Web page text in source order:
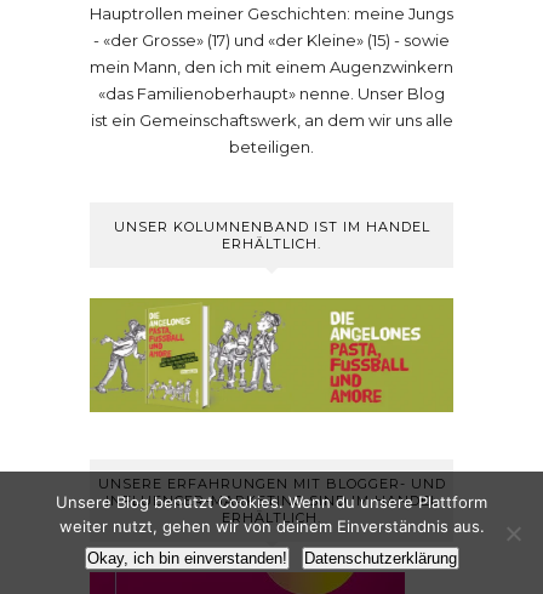
Hauptrollen meiner Geschichten: meine Jungs
- «der Grosse» (17) und «der Kleine» (15) - sowie
mein Mann, den ich mit einem Augenzwinkern
«das Familienoberhaupt» nenne. Unser Blog
ist ein Gemeinschaftswerk, an dem wir uns alle
beteiligen.
UNSER KOLUMNENBAND IST IM HANDEL
ERHÄLTLICH.
UNSERE ERFAHRUNGEN MIT BLOGGER- UND
INFLUENCER-MARKETING SIND IM HANDEL
ERHÄLTLICH.
Unsere Blog benutzt Cookies. Wenn du unsere Plattform
weiter nutzt, gehen wir von deinem Einverständnis aus.
Okay, ich bin einverstanden! Datenschutzerklärung